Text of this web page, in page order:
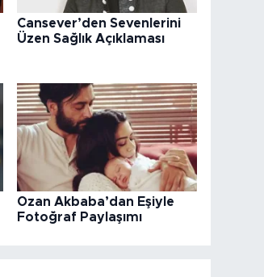
Cansever’den Sevenlerini
Üzen Sağlık Açıklaması
Ozan Akbaba’dan Eşiyle
Fotoğraf Paylaşımı